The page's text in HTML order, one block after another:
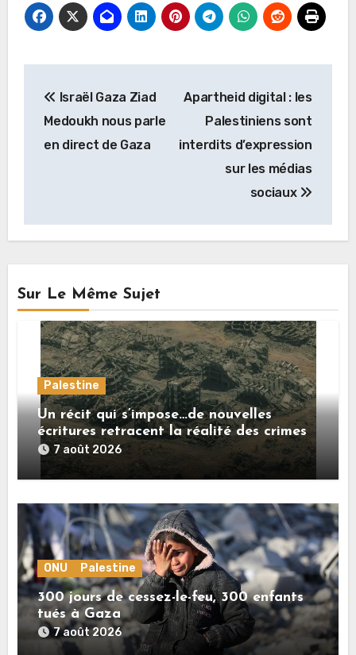
de
l’article
Israël Gaza Ziad
Medoukh nous parle
en direct de Gaza
Apartheid digital : les
Palestiniens sont
interdits d’expression
sur les médias
sociaux
Sur Le Même Sujet
Palestine
Un récit qui s’impose…de nouvelles
écritures retracent la réalité des crimes
sionistes à Gaza
7 août 2026
ONU Palestine
300 jours de cessez-le-feu, 300 enfants
tués à Gaza
7 août 2026